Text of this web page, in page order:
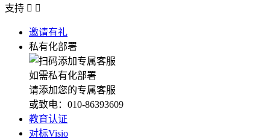
支持  
邀请有礼
私有化部署
如需私有化部署
请添加您的专属客服
或致电：010-86393609
教育认证
对标Visio